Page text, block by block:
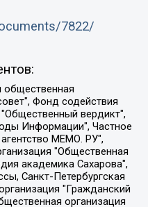
7822/
"Лилит", Дальневосточное общественное движение "Маяк", Санкт-Петербургская ЛГБТ-инициативная группа "Выход", Инициативная группа ЛГБТ+ "Реверс", Алексеев Андрей Викторович, Бекбулатова Таисия Львовна, Беляев Иван Михайлович, Владыкина Елена Сергеевна, Гельман Марат Александрович, Никульшина Вероника Юрьевна, Толоконникова Надежда Андреевна, Шендерович Виктор Анатольевич, Общество с ограниченной ответственностью "Данное сообщение", Общество с ограниченной ответственностью Издательский дом "Новая глава", Айнбиндер Александра Александровна, Московский комьюнити-центр для ЛГБТ+инициатив, Благотворительный фонд развития филантропии, Deutsche Welle (Германия, Kurt-Schumacher-Strasse 3, 53113 Bonn), Борзунова Мария Михайловна, Воробьев Виктор Викторович, Голубева Анна Львовна, Константинова Алла Михайловна, Малкова Ирина Владимировна, Мурадов Мурад Абдулгалимович, Осетинская Елизавета Николаевна, Понасенков Евгений Николаевич, Ганапольский Матвей Юрьевич, Киселев Евгений Алексеевич, Борухович Ирина Григорьевна, Дремин Иван Тимофеевич, Дубровский Дмитрий Викторович, Красноярская региональная общественная организация поддержки и развития альтернативных образовательных технологий и межкультурных коммуникаций "ИНТЕРРА", Маяковская Екатерина Алексеевна, Фейгин Марк Захарович, Филимонов Андрей Викторович, Дзугкоева Регина Николаевна, Доброхотов Роман Александрович, Дудь Юрий Александрович, Елкин Сергей Владимирович, Кругликов Кирилл Игоревич, Сабунаева Мария Леонидовна, Семенов Алексей Владимирович, Шаинян Карен Багратович, Шульман Екатерина Михайловна, Асафьев Артур Валерьевич, Вахштайн Виктор Семенович, Венедиктов Алексей Алексеевич, Лушникова Екатерина Евгеньевна, Волков Леонид Михайлович, Невзоров Александр Глебович, Пархоменко Сергей Борисович, Сироткин Ярослав Николаевич, Кара-Мурза Владимир Владимирович, Баранова Наталья Владимировна, Гозман Леонид Яковлевич, Кагарлицкий Борис Юльевич, Климарев Михаил Валерьевич, Милов Владимир Станиславович, Автономная некоммерческая организация Краснодарский центр современного искусства "Типография", Моргенштерн Алишер Тагирович, Соболь Любовь Эдуардовна, Общество с ограниченной ответственностью "ЛИЗА НОРМ", Каспаров Гарри Кимович, Ходорковский Михаил Борисович, Общество с ограниченной ответственностью "Апрельские тезисы", Данилович Ирина Брониславовна, Кашин Олег Владимирович, Петров Николай Владимирович, Пивоваров Алексей Владимирович, Соколов Михаил Владимирович, Цветкова Юлия Владимировна, Чичваркин Евгений Александрович, Комитет против пыток/Команда против пыток, Общество с ограниченной ответственностью "Первый научный", Общество с ограниченной ответственностью "Вертолет и ко", Белоцерковская Вероника Борисовна, Кац Максим Евгеньевич, Лазарева Татьяна Юрьевна, Шаведдинов Руслан Табризович, Яшин Илья Валерьевич, Общество с ограниченной ответственностью "Иноагент ААВ", Алешковский Дмитрий Петрович, Альбац Евгения Марковна, Быков Дмитрий Львович, Галямина Юлия Евгеньевна, Лойко Сергей Леонидович, Мартынов Кирилл Константинович, Медведев Сергей Александрович, Крашенинников Федор Геннадиевич, Гордеева Катерина Вл